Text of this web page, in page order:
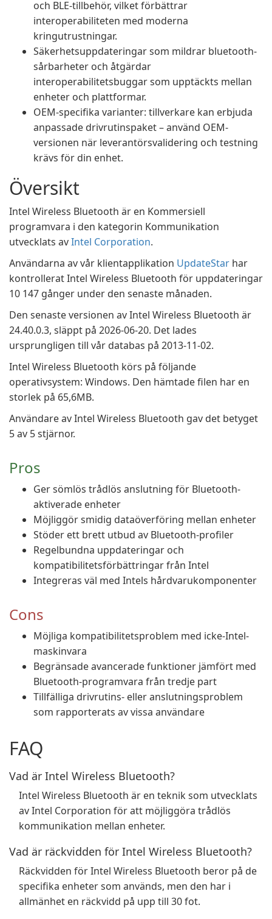
och BLE-tillbehör, vilket förbättrar
interoperabiliteten med moderna
kringutrustningar.
Säkerhetsuppdateringar som mildrar bluetooth-
sårbarheter och åtgärdar
interoperabilitetsbuggar som upptäckts mellan
enheter och plattformar.
OEM-specifika varianter: tillverkare kan erbjuda
anpassade drivrutinspaket – använd OEM-
versionen när leverantörsvalidering och testning
krävs för din enhet.
Översikt
Intel Wireless Bluetooth är en Kommersiell
programvara i den kategorin Kommunikation
utvecklats avIntel Corporation.
Användarna av vår klientapplikation UpdateStar har
kontrollerat Intel Wireless Bluetooth för uppdateringar
10 147 gånger under den senaste månaden.
Den senaste versionen av Intel Wireless Bluetooth är
24.40.0.3, släppt på 2026-06-20. Det lades
ursprungligen till vår databas på 2013-11-02.
Intel Wireless Bluetooth körs på följande
operativsystem: Windows. Den hämtade filen har en
storlek på 65,6MB.
Användare av Intel Wireless Bluetooth gav det betyget
5 av 5 stjärnor.
Pros
Ger sömlös trådlös anslutning för Bluetooth-
aktiverade enheter
Möjliggör smidig dataöverföring mellan enheter
Stöder ett brett utbud av Bluetooth-profiler
Regelbundna uppdateringar och
kompatibilitetsförbättringar från Intel
Integreras väl med Intels hårdvarukomponenter
Cons
Möjliga kompatibilitetsproblem med icke-Intel-
maskinvara
Begränsade avancerade funktioner jämfört med
Bluetooth-programvara från tredje part
Tillfälliga drivrutins- eller anslutningsproblem
som rapporterats av vissa användare
FAQ
Vad är Intel Wireless Bluetooth?
Intel Wireless Bluetooth är en teknik som utvecklats
av Intel Corporation för att möjliggöra trådlös
kommunikation mellan enheter.
Vad är räckvidden för Intel Wireless Bluetooth?
Räckvidden för Intel Wireless Bluetooth beror på de
specifika enheter som används, men den har i
allmänhet en räckvidd på upp till 30 fot.